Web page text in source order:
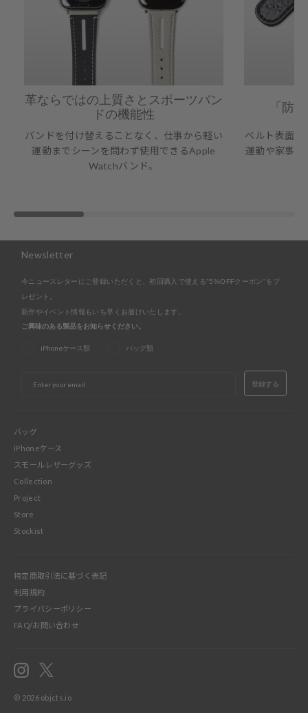
革ならではの上質さとスポーツバン
ドの機能性
バンドを付け替えることなく、仕事から軽い
運動までシーンを問わず使用できるApple
Watchバンド。
「防
ベルト表面は
運動や家事な
Newsletter
今ニュースレターにご登録いただくと、初回購入で使える"5%OFFクーポン"をプ
レゼント。
新作やイベント情報もいち早くお届けいたします。
ご興味のある製品をお知らせください。
iPhoneケース類 バッグ類
登録する
バッグ
iPhoneケース
スモールレザーグッズ
Collection
Project
Store
Stockist
特定商取引法に基づく表記
利用規約
プライバシーポリシー
FAQ/お問い合わせ
Instagram
© 2026 objcts.io